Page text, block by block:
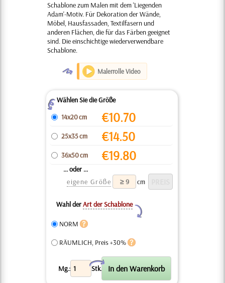
Schablone zum Malen mit dem 'Liegenden
Adam'-Motiv. Für Dekoration der Wände,
Möbel, Hausfassaden, Textilfasern und
anderen Flächen, die für das Färben geeignet
sind. Die einschichtige wiederverwendbare
Schablone.
O Malerrolle Video
ZWählen Sie die Größe
14x20 cm
€10.70
25x35 cm €14.50
36x50 cm €19.80
... oder ...
eigene Größe
cm
Wahl derArt der Schablone
Y
NORM
RÄUMLICH, Preis +30%
Mg.: Stk.
X